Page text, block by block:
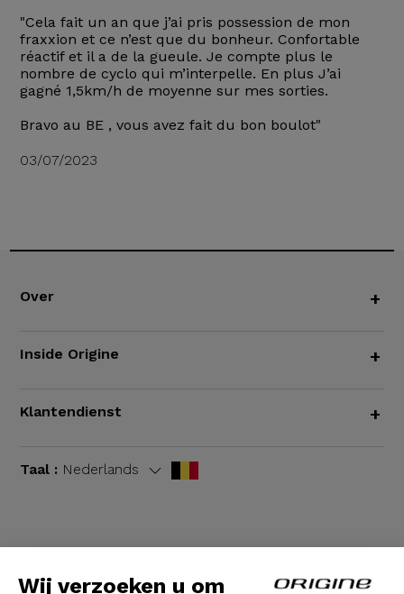
Wij verzoeken u om
"Cela fait un an que j’ai pris possession de mon
fraxxion et ce n’est que du bonheur. Confortable
réactif et il a de la gueule. Je compte plus le
nombre de cyclo qui m’interpelle. En plus J’ai
gagné 1,5km/h de moyenne sur mes sorties.
Bravo au BE , vous avez fait du bon boulot"
03/07/2023
Over +
Inside Origine +
Klantendienst +
Taal : Nederlands